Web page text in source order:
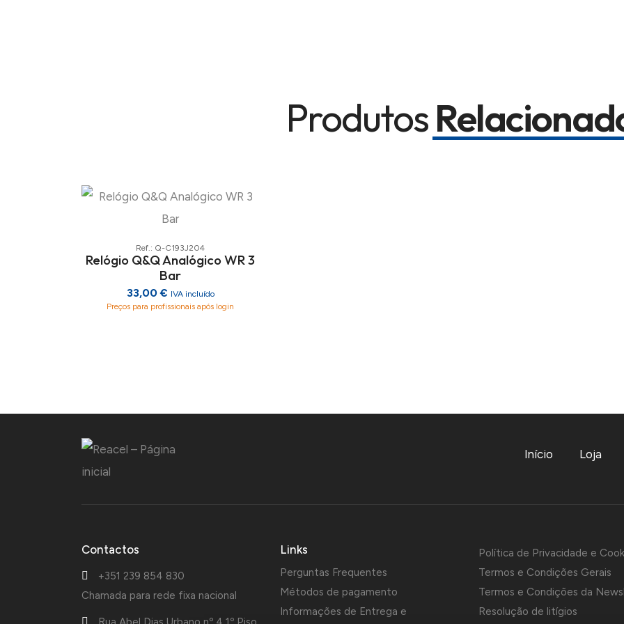
Produtos
Ref.: Q-C193J204
Relógio Q&Q Analógico WR 3
Bar
33,00 € IVA incluído
Preços para profissionais após login
Início Loja
Contactos
+351 239 854 830
Chamada para rede fixa nacional
Links
Perguntas Frequentes
Métodos de pagamento
Informações de Entrega e
Política de Privacidade e
Termos e Condições Gerais
Termos e Condições da
Resolução de litígios